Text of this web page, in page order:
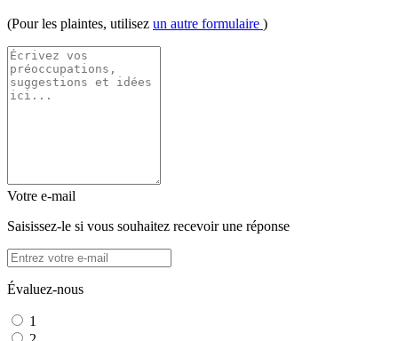
(Pour les plaintes, utilisez un autre formulaire )
Votre e-mail
Saisissez-le si vous souhaitez recevoir une réponse
Évaluez-nous
1